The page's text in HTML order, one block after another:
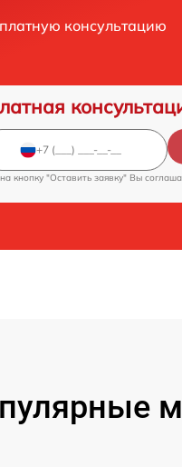
консультацию
кнопку "Оставить заявку" Вы